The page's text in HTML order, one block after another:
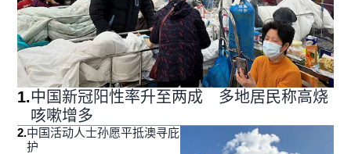
1.中国新冠阳性率升至两成 多地居民称高烧
咳嗽增多
2.中国活动人士孙愿平抵澳寻庇
护